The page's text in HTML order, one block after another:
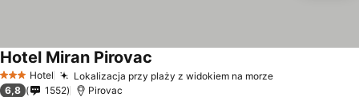
3 Kategoria
Hotel Lokalizacja przy plaży z widokiem na morze
Hotel Miran Pirovac
6,8 1552 Pirovac